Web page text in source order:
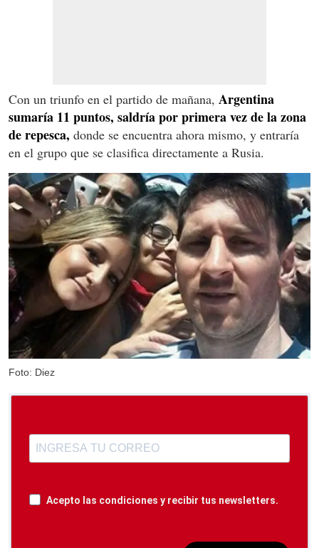
Con un triunfo en el partido de mañana, Argentina
sumaría 11 puntos, saldría por primera vez de la zona
de repesca, donde se encuentra ahora mismo, y entraría
en el grupo que se clasifica directamente a Rusia.
Foto: Diez
Acepto las condiciones y recibir tus newsletters.